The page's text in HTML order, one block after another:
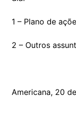
1 – Plano de
2 – Outros
Americana, 20